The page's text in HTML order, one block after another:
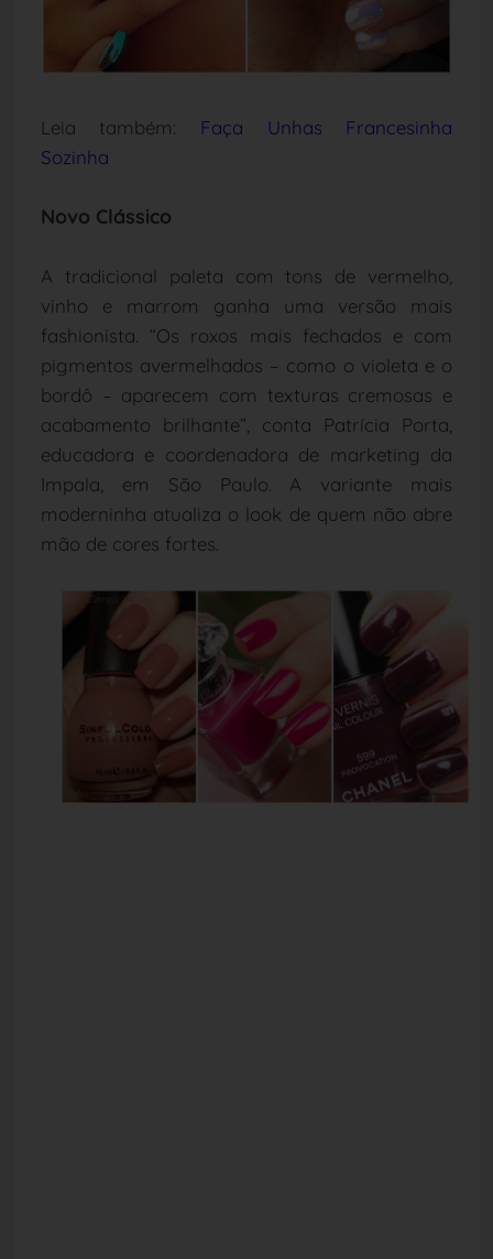
Leia também: Faça Unhas Francesinha
Sozinha
Novo Clássico
A tradicional paleta com tons de vermelho,
vinho e marrom ganha uma versão mais
fashionista. “Os roxos mais fechados e com
pigmentos avermelhados – como o violeta e o
bordô – aparecem com texturas cremosas e
acabamento brilhante”, conta Patrícia Porta,
educadora e coordenadora de marketing da
Impala, em São Paulo. A variante mais
moderninha atualiza o look de quem não abre
mão de cores fortes.